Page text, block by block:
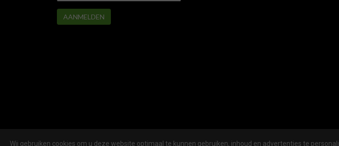
AANMELDEN
Wij gebruiken cookies om u deze website optimaal te kunnen gebruiken, inhoud en advertenties te